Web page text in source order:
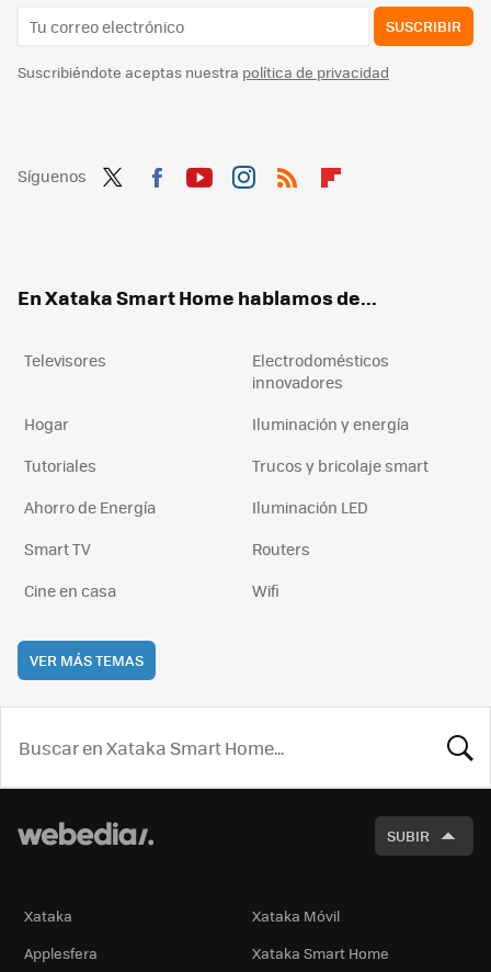
SUSCRIBIR
Suscribiéndote aceptas nuestra política de privacidad
Síguenos
En Xataka Smart Home hablamos de...
Televisores
Electrodomésticos
innovadores
Hogar
Iluminación y energía
Tutoriales
Trucos y bricolaje smart
Ahorro de Energía
Iluminación LED
Smart TV
Routers
Cine en casa
Wifi
VER MÁS TEMAS
SUBIR
Xataka
Xataka Móvil
Applesfera
Xataka Smart Home